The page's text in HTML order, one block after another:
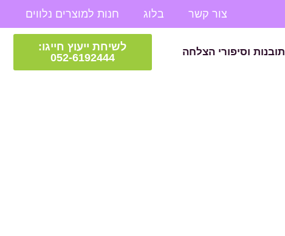
צור קשר בלוג חנות למוצרים נלווים
לשיחת ייעוץ חייגו:
052-6192444
תובנות וסיפורי הצלחה